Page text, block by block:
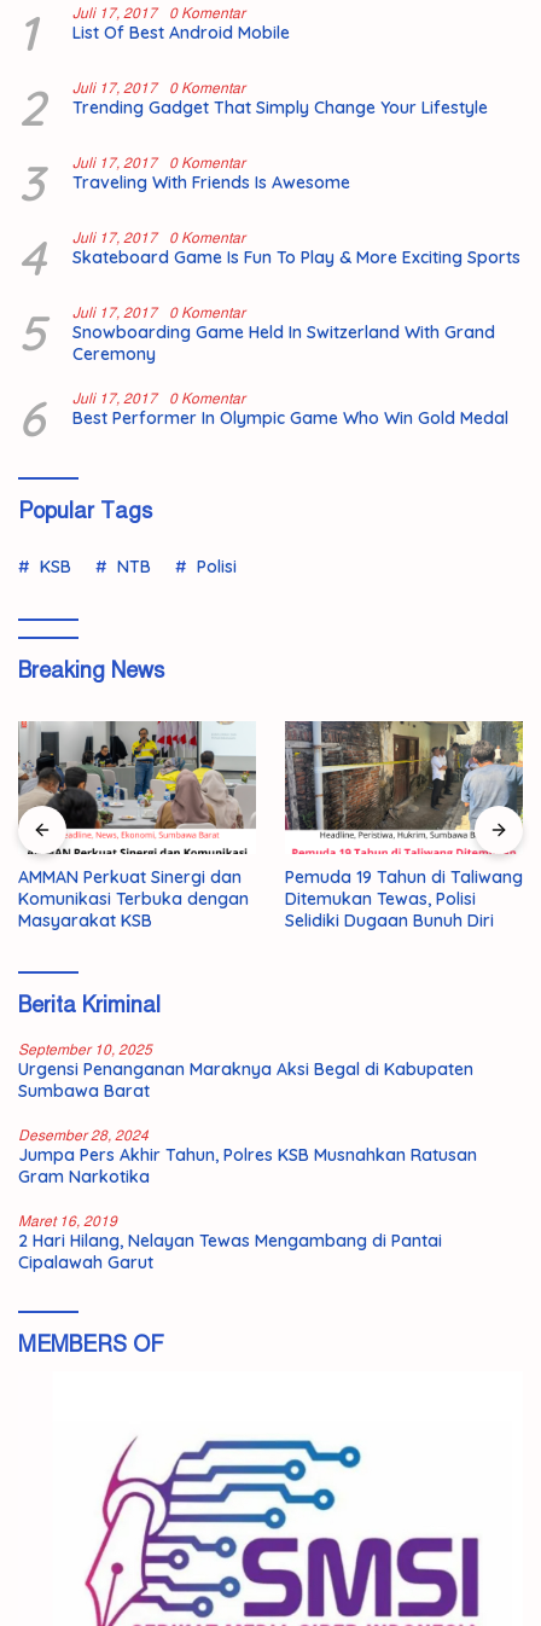
1 Juli 17, 2017 0 Komentar
List Of Best Android Mobile
2 Juli 17, 2017 0 Komentar
Trending Gadget That Simply Change Your Lifestyle
3 Juli 17, 2017 0 Komentar
Traveling With Friends Is Awesome
4 Juli 17, 2017 0 Komentar
Skateboard Game Is Fun To Play & More Exciting Sports
5 Juli 17, 2017 0 Komentar
Snowboarding Game Held In Switzerland With Grand
Ceremony
6 Juli 17, 2017 0 Komentar
Best Performer In Olympic Game Who Win Gold Medal
Popular Tags
KSB NTB Polisi
Breaking News
AMMAN Perkuat Sinergi dan
Komunikasi Terbuka dengan
Masyarakat KSB
Pemuda 19 Tahun di Taliwang
Ditemukan Tewas, Polisi
Selidiki Dugaan Bunuh Diri
Berita Kriminal
September 10, 2025
Urgensi Penanganan Maraknya Aksi Begal di Kabupaten
Sumbawa Barat
Desember 28, 2024
Jumpa Pers Akhir Tahun, Polres KSB Musnahkan Ratusan
Gram Narkotika
Maret 16, 2019
2 Hari Hilang, Nelayan Tewas Mengambang di Pantai
Cipalawah Garut
MEMBERS OF